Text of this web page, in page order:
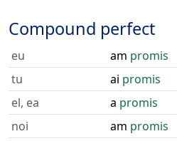
Compound perfect
eu am promis
tu
ai promis
el, ea
a promis
noi
am promis